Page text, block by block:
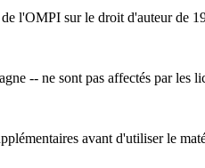
l'OMPI sur le droit d'auteur de
-- ne sont pas affectés par les
avant d'utiliser le